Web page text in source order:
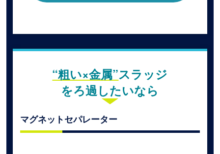
“粗い×金属”スラッジ
をろ過したいなら
マグネットセパレーター